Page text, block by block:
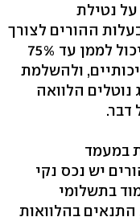
נטילת
ההורים לצורך
ולהשלמת
הלוואה
דבר.
במעמד
יש נכס נקי
בתשלומי
התנאים בהלוואות